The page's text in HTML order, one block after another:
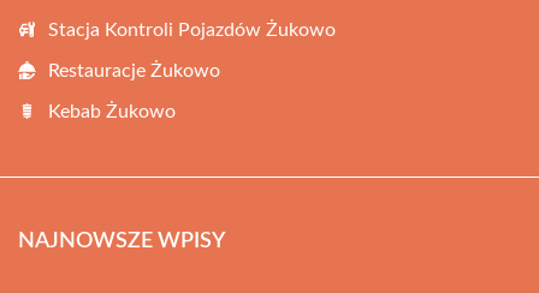
Stacja Kontroli Pojazdów Żukowo
Restauracje Żukowo
Kebab Żukowo
NAJNOWSZE WPISY